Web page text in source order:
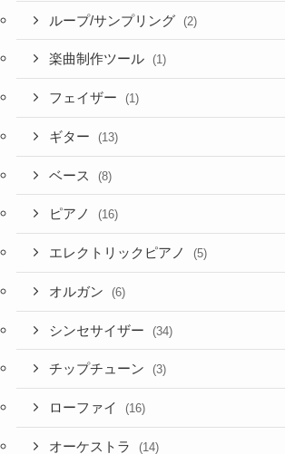
ループ/サンプリング (2)
楽曲制作ツール (1)
フェイザー (1)
ギター (13)
ベース (8)
ピアノ (16)
エレクトリックピアノ (5)
オルガン (6)
シンセサイザー (34)
チップチューン (3)
ローファイ (16)
オーケストラ (14)